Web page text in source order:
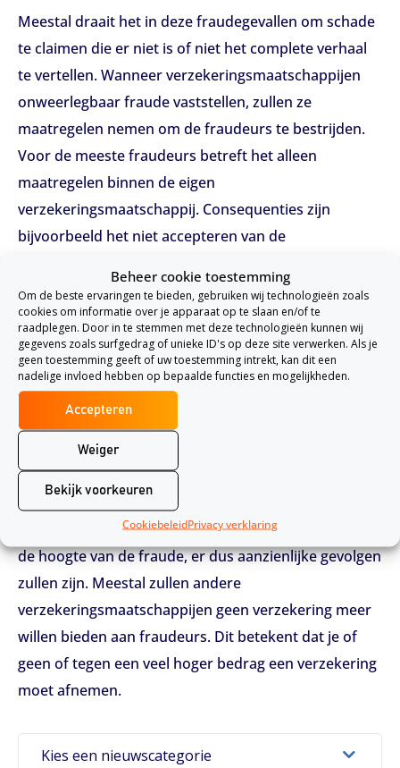
Beheer cookie toestemming
Om de beste ervaringen te bieden, gebruiken wij technologieën zoals
cookies om informatie over je apparaat op te slaan en/of te
raadplegen. Door in te stemmen met deze technologieën kunnen wij
gegevens zoals surfgedrag of unieke ID's op deze site verwerken. Als je
geen toestemming geeft of uw toestemming intrekt, kan dit een
nadelige invloed hebben op bepaalde functies en mogelijkheden.
Accepteren
Weiger
Bekijk voorkeuren
CookiebeleidPrivacy verklaring
Meestal draait het in deze fraudegevallen om schade
te claimen die er niet is of niet het complete verhaal
te vertellen. Wanneer verzekeringsmaatschappijen
onweerlegbaar fraude vaststellen, zullen ze
maatregelen nemen om de fraudeurs te bestrijden.
Voor de meeste fraudeurs betreft het alleen
maatregelen binnen de eigen
verzekeringsmaatschappij. Consequenties zijn
bijvoorbeeld het niet accepteren van de
Voor een op de vijf van de fraudegevallen nemen
verzekeringsmaatschappijen informatie over de
fraudeur op in een waarschuwingssysteem wat
gedeeld wordt met andere
verzekeringsmaatschappijen. De verzekeraar kan ook
aangifte doen bij de politie en de onderzoekskosten
neerleggen bij de fraudeur.
Gevolgen
Veel polishouders realiseren zich niet dat, ongeacht
de hoogte van de fraude, er dus aanzienlijke gevolgen
zullen zijn. Meestal zullen andere
verzekeringsmaatschappijen geen verzekering meer
willen bieden aan fraudeurs. Dit betekent dat je of
geen of tegen een veel hoger bedrag een verzekering
moet afnemen.
Kies een nieuwscategorie